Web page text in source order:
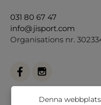
031 80 67 47
info@jisport.com
Organisations nr.
Denna